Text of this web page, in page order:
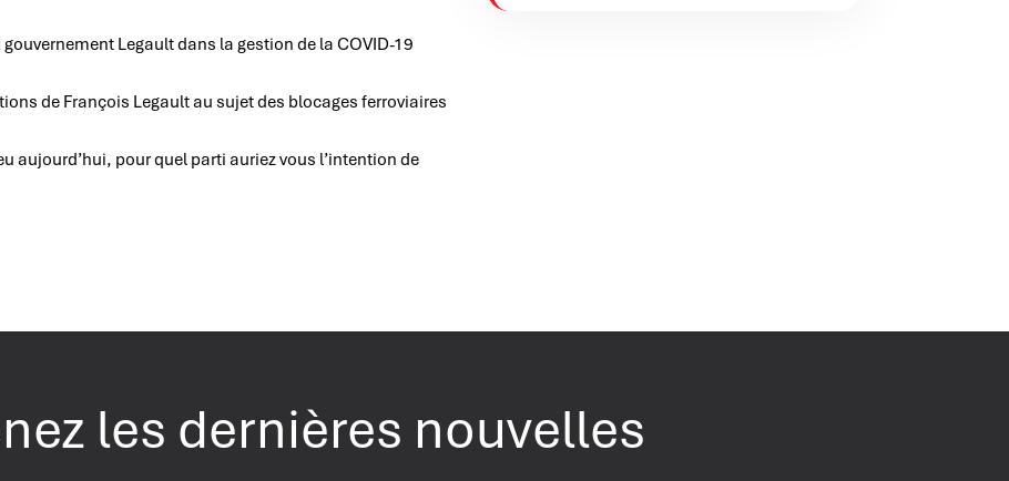
Legault dans la gestion de la COVID-19
de François Legault au sujet des blocages ferroviaires
aujourd’hui, pour quel parti auriez vous l’intention de
les dernières nouvelles